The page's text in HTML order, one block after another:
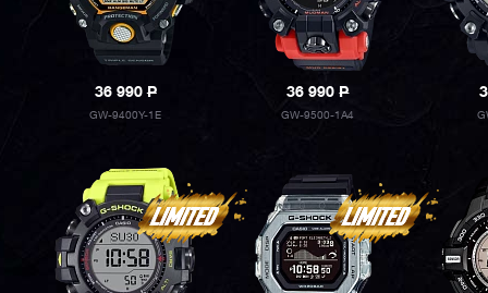
36 990P
GW-9400Y-1E
36 990P
GW-9500-1A4